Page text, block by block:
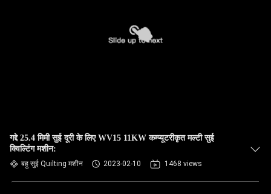
गद्दे 25.4 मिमी सुई दूरी के लिए WV15 11KW कम्प्यूटरीकृत मल्टी सुई
क्विल्टिंग मशीन:
बहु सुई Quilting मशीन 2023-02-10 1468 views